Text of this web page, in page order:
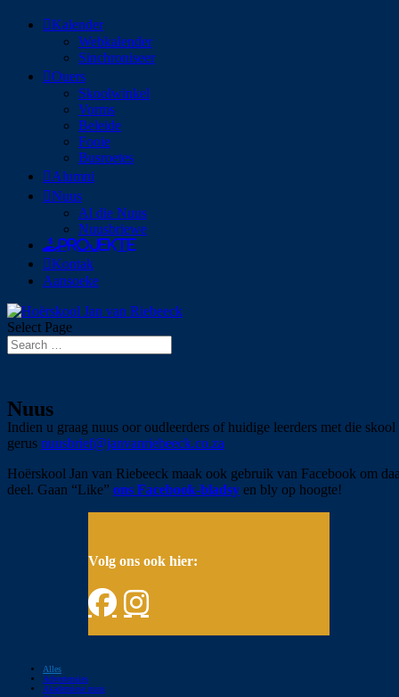
Kalender
Webkalender
Sinchroniseer
Ouers
Skoolwinkel
Vorms
Beleide
Fooie
Busroetes
Alumni
Nuus
Al die Nuus
Nuusbriewe
Projekte
Kontak
Aansoeke
Select Page
Nuus
Indien u graag nuus oor oudleerders of huidige leerders met die
gerus nuusbrief@janvanriebeeck.co.za
Hoërskool Jan van Riebeeck maak ook gebruik van Facebook om
deel. Gaan “Like” ons Facebook-bladsy en bly op hoogte!
Volg ons ook hier:
Alles
Advertensies
Akademiese nuus